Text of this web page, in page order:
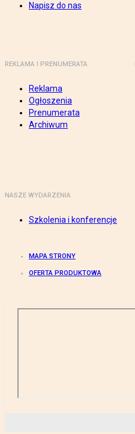
Napisz do nas
REKLAMA I PRENUMERATA
Reklama
Ogłoszenia
Prenumerata
Archiwum
NASZE WYDARZENIA
Szkolenia i konferencje
MAPA STRONY
OFERTA PRODUKTOWA